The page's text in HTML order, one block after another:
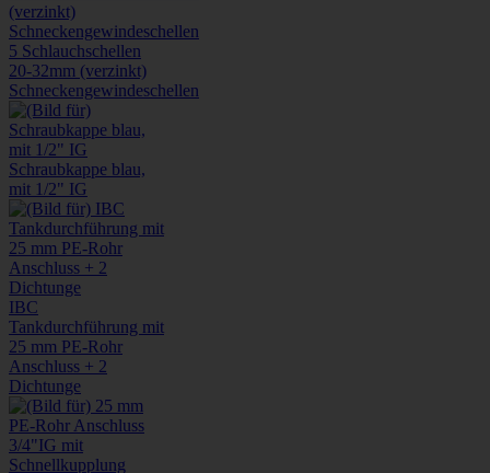
5 Schlauchschellen
20-32mm (verzinkt)
Schneckengewindeschellen
Schraubkappe blau,
mit 1/2" IG
IBC
Tankdurchführung mit
25 mm PE-Rohr
Anschluss + 2
Dichtunge